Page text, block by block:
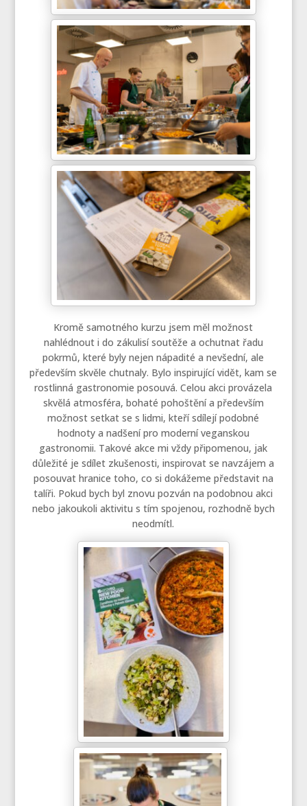
Kromě samotného kurzu jsem měl možnost
nahlédnout i do zákulisí soutěže a ochutnat řadu
pokrmů, které byly nejen nápadité a nevšední, ale
především skvěle chutnaly. Bylo inspirující vidět, kam se
rostlinná gastronomie posouvá. Celou akci provázela
skvělá atmosféra, bohaté pohoštění a především
možnost setkat se s lidmi, kteří sdílejí podobné
hodnoty a nadšení pro moderní veganskou
gastronomii. Takové akce mi vždy připomenou, jak
důležité je sdílet zkušenosti, inspirovat se navzájem a
posouvat hranice toho, co si dokážeme představit na
talíři. Pokud bych byl znovu pozván na podobnou akci
nebo jakoukoli aktivitu s tím spojenou, rozhodně bych
neodmítl.